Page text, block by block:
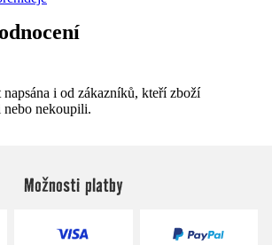
i od zákazníků, kteří zboží
nebo nekoupili.
Možnosti platby